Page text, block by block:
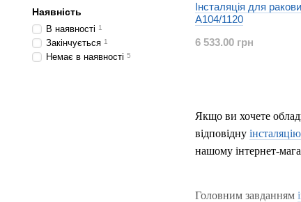
Якщо ви хочете
відповідну інсталяцію
нашому інтернет-
Головним завданням
Інсталяція для
A104/1120
6 533.00 грн
Наявність
В наявності 1
Закінчується 1
Немає в наявності 5